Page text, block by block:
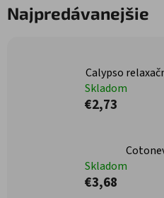
Najpredávanejšie
Calypso
Skladom
€2,73
Skladom
€3,68